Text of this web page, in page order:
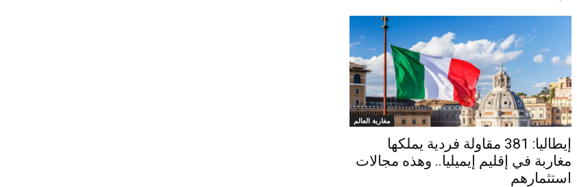
مغاربة العالم
إيطاليا: 381 مقاولة فردية يملكها
مغاربة في إقليم إيميليا.. وهذه مجالات
استثمارهم